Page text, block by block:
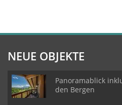
NEUE OBJEKTE
Panoramablick
den Bergen